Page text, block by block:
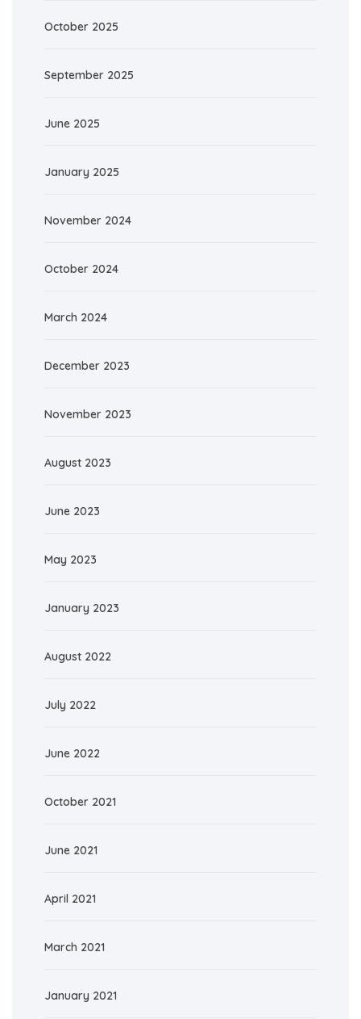
October 2025
September 2025
June 2025
January 2025
November 2024
October 2024
March 2024
December 2023
November 2023
August 2023
June 2023
May 2023
January 2023
August 2022
July 2022
June 2022
October 2021
June 2021
April 2021
March 2021
January 2021